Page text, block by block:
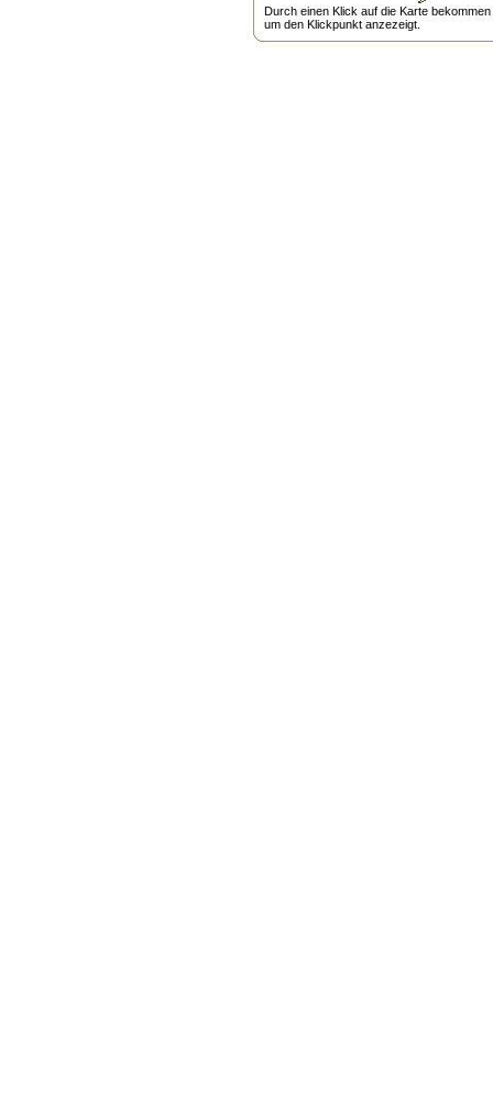
Durch einen Klick auf die Karte
um den Klickpunkt anzezeigt.